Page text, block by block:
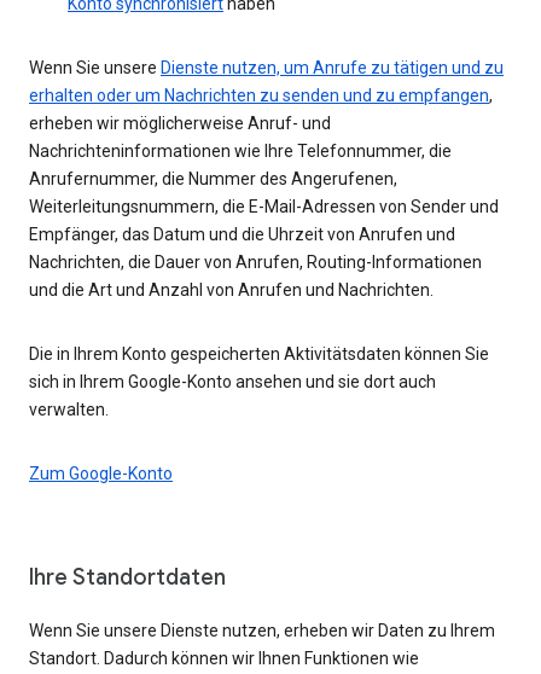
Konto synchronisiert haben
Wenn Sie unsere Dienste nutzen, um Anrufe zu tätigen und zu
erhalten oder um Nachrichten zu senden und zu empfangen,
erheben wir möglicherweise Anruf- und
Nachrichteninformationen wie Ihre Telefonnummer, die
Anrufernummer, die Nummer des Angerufenen,
Weiterleitungsnummern, die E-Mail-Adressen von Sender und
Empfänger, das Datum und die Uhrzeit von Anrufen und
Nachrichten, die Dauer von Anrufen, Routing-Informationen
und die Art und Anzahl von Anrufen und Nachrichten.
Die in Ihrem Konto gespeicherten Aktivitätsdaten können Sie
sich in Ihrem Google-Konto ansehen und sie dort auch
verwalten.
Zum Google-Konto
Ihre Standortdaten
Wenn Sie unsere Dienste nutzen, erheben wir Daten zu Ihrem
Standort. Dadurch können wir Ihnen Funktionen wie